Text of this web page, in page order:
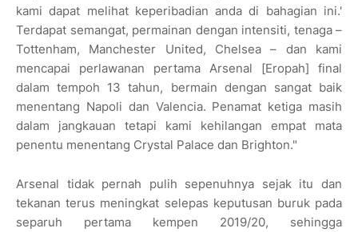
kami dapat melihat keperibadian anda di bahagian ini.'
Terdapat semangat, permainan dengan intensiti, tenaga –
Tottenham, Manchester United, Chelsea – dan kami
mencapai perlawanan pertama Arsenal [Eropah] final
dalam tempoh 13 tahun, bermain dengan sangat baik
menentang Napoli dan Valencia. Penamat ketiga masih
dalam jangkauan tetapi kami kehilangan empat mata
penentu menentang Crystal Palace dan Brighton."
Arsenal tidak pernah pulih sepenuhnya sejak itu dan
tekanan terus meningkat selepas keputusan buruk pada
separuh pertama kempen 2019/20, sehingga